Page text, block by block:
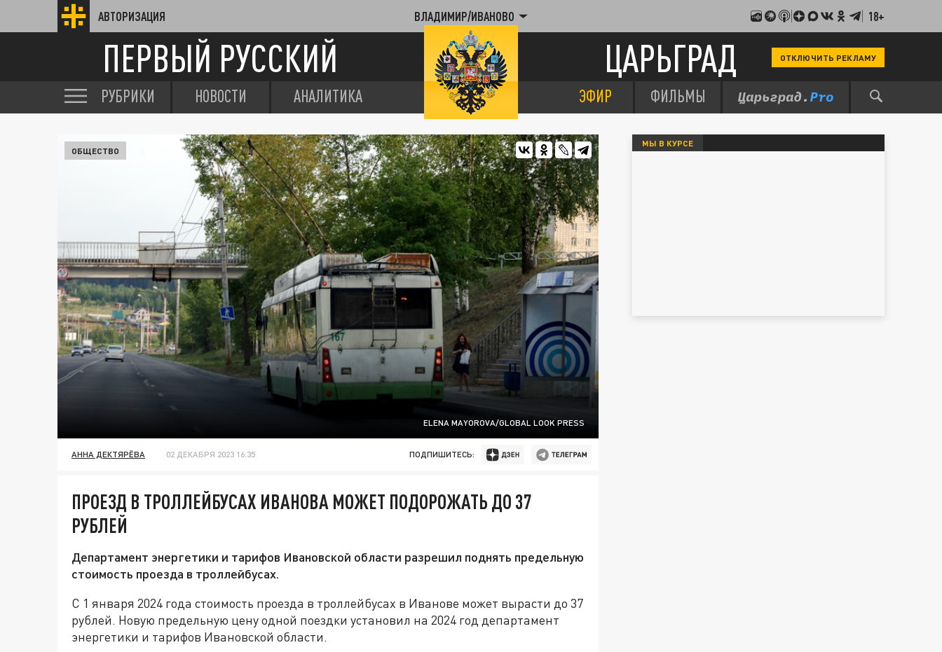
АВТОРИЗАЦИЯ ВЛАДИМИР/ИВАНОВО 18+
ПЕРВЫЙ РУССКИЙ ЦАРЬГРАД ОТКЛЮЧИТЬ РЕКЛАМУ
РУБРИКИ НОВОСТИ АНАЛИТИКА ЭФИР ФИЛЬМЫ
ELENA MAYOROVA/GLOBAL LOOK PRESS
ОБЩЕСТВО
АННА ДЕКТЯРЁВА 02 ДЕКАБРЯ 2023 16:35 ПОДПИШИТЕСЬ:
ПРОЕЗД В ТРОЛЛЕЙБУСАХ ИВАНОВА МОЖЕТ ПОДОРОЖАТЬ ДО 37
РУБЛЕЙ
Департамент энергетики и тарифов Ивановской области разрешил поднять предельную
стоимость проезда в троллейбусах.
С 1 января 2024 года стоимость проезда в троллейбусах в Иванове может вырасти до 37
рублей. Новую предельную цену одной поездки установил на 2024 год департамент
энергетики и тарифов Ивановской области.
МЫ В КУРСЕ